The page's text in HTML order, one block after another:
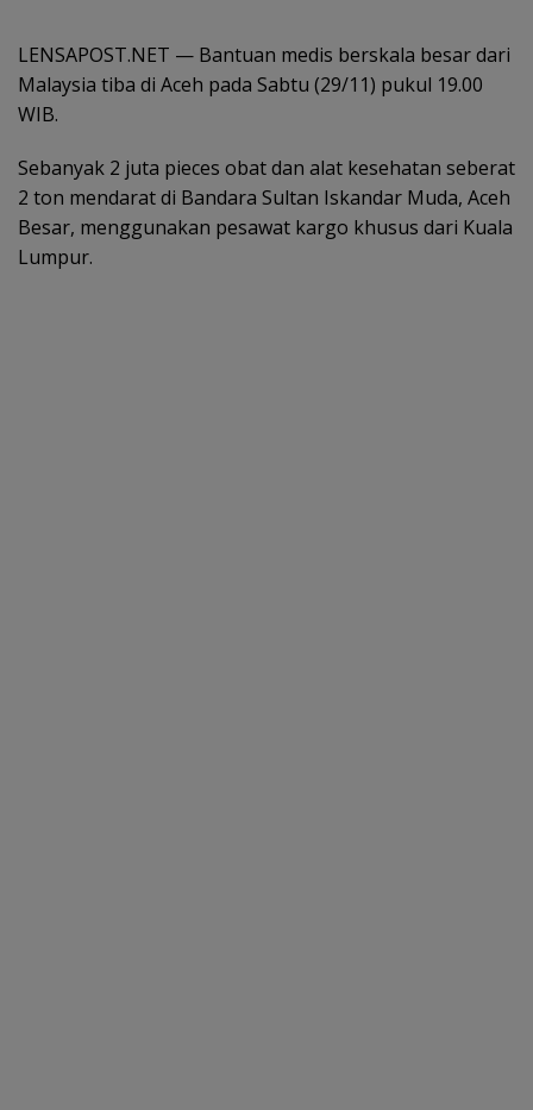
LENSAPOST.NET — Bantuan medis berskala besar dari
Malaysia tiba di Aceh pada Sabtu (29/11) pukul 19.00
WIB.
Sebanyak 2 juta pieces obat dan alat kesehatan seberat
2 ton mendarat di Bandara Sultan Iskandar Muda, Aceh
Besar, menggunakan pesawat kargo khusus dari Kuala
Lumpur.